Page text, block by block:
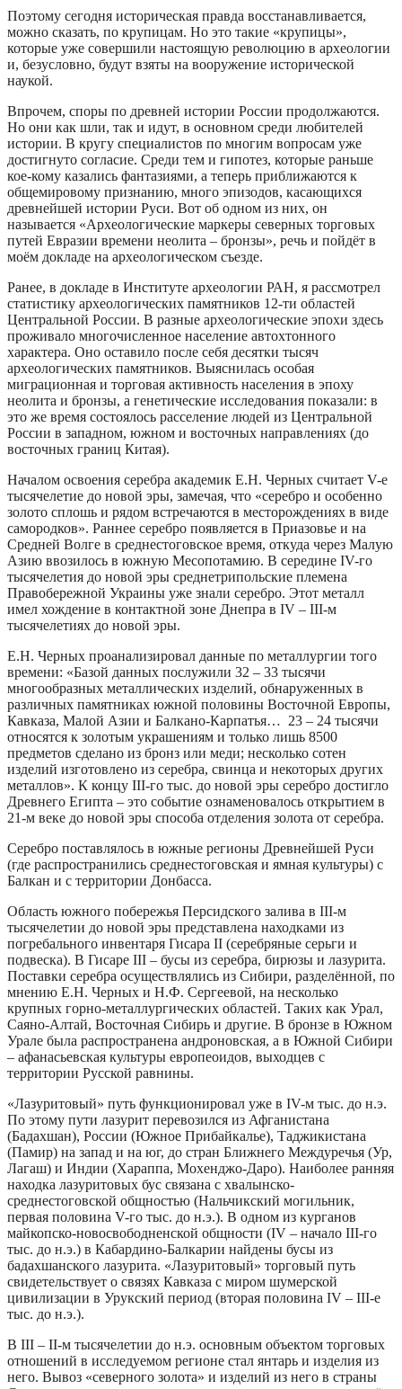
Поэтому сегодня историческая правда восстанавливается,
можно сказать, по крупицам. Но это такие «крупицы»,
которые уже совершили настоящую революцию в археологии
и, безусловно, будут взяты на вооружение исторической
наукой.
Впрочем, споры по древней истории России продолжаются.
Но они как шли, так и идут, в основном среди любителей
истории. В кругу специалистов по многим вопросам уже
достигнуто согласие. Среди тем и гипотез, которые раньше
кое-кому казались фантазиями, а теперь приближаются к
общемировому признанию, много эпизодов, касающихся
древнейшей истории Руси. Вот об одном из них, он
называется «Археологические маркеры северных торговых
путей Евразии времени неолита – бронзы», речь и пойдёт в
моём докладе на археологическом съезде.
Ранее, в докладе в Институте археологии РАН, я рассмотрел
статистику археологических памятников 12-ти областей
Центральной России. В разные археологические эпохи здесь
проживало многочисленное население автохтонного
характера. Оно оставило после себя десятки тысяч
археологических памятников. Выяснилась особая
миграционная и торговая активность населения в эпоху
неолита и бронзы, а генетические исследования показали: в
это же время состоялось расселение людей из Центральной
России в западном, южном и восточных направлениях (до
восточных границ Китая).
Началом освоения серебра академик Е.Н. Черных считает V-е
тысячелетие до новой эры, замечая, что «серебро и особенно
золото сплошь и рядом встречаются в месторождениях в виде
самородков». Раннее серебро появляется в Приазовье и на
Средней Волге в среднестоговское время, откуда через Малую
Азию ввозилось в южную Месопотамию. В середине IV-го
тысячелетия до новой эры среднетрипольские племена
Правобережной Украины уже знали серебро. Этот металл
имел хождение в контактной зоне Днепра в IV – III-м
тысячелетиях до новой эры.
Е.Н. Черных проанализировал данные по металлургии того
времени: «Базой данных послужили 32 – 33 тысячи
многообразных металлических изделий, обнаруженных в
различных памятниках южной половины Восточной Европы,
Кавказа, Малой Азии и Балкано-Карпатья… 23 – 24 тысячи
относятся к золотым украшениям и только лишь 8500
предметов сделано из бронз или меди; несколько сотен
изделий изготовлено из серебра, свинца и некоторых других
металлов». К концу III-го тыс. до новой эры серебро достигло
Древнего Египта – это событие ознаменовалось открытием в
21-м веке до новой эры способа отделения золота от серебра.
Серебро поставлялось в южные регионы Древнейшей Руси
(где распространились среднестоговская и ямная культуры) с
Балкан и с территории Донбасса.
Область южного побережья Персидского залива в III-м
тысячелетии до новой эры представлена находками из
погребального инвентаря Гисара II (серебряные серьги и
подвеска). В Гисаре III – бусы из серебра, бирюзы и лазурита.
Поставки серебра осуществлялись из Сибири, разделённой, по
мнению Е.Н. Черных и Н.Ф. Сергеевой, на несколько
крупных горно-металлургических областей. Таких как Урал,
Саяно-Алтай, Восточная Сибирь и другие. В бронзе в Южном
Урале была распространена андроновская, а в Южной Сибири
– афанасьевская культуры европеоидов, выходцев с
территории Русской равнины.
«Лазуритовый» путь функционировал уже в IV-м тыс. до н.э.
По этому пути лазурит перевозился из Афганистана
(Бадахшан), России (Южное Прибайкалье), Таджикистана
(Памир) на запад и на юг, до стран Ближнего Междуречья (Ур,
Лагаш) и Индии (Хараппа, Мохенджо-Даро). Наиболее ранняя
находка лазуритовых бус связана с хвалынско-
среднестоговской общностью (Нальчикский могильник,
первая половина V-го тыс. до н.э.). В одном из курганов
майкопско-новосвободненской общности (IV – начало III-го
тыс. до н.э.) в Кабардино-Балкарии найдены бусы из
бадахшанского лазурита. «Лазуритовый» торговый путь
свидетельствует о связях Кавказа с миром шумерской
цивилизации в Урукский период (вторая половина IV – III-е
тыс. до н.э.).
В III – II-м тысячелетии до н.э. основным объектом торговых
отношений в исследуемом регионе стал янтарь и изделия из
него. Вывоз «северного золота» и изделий из него в страны